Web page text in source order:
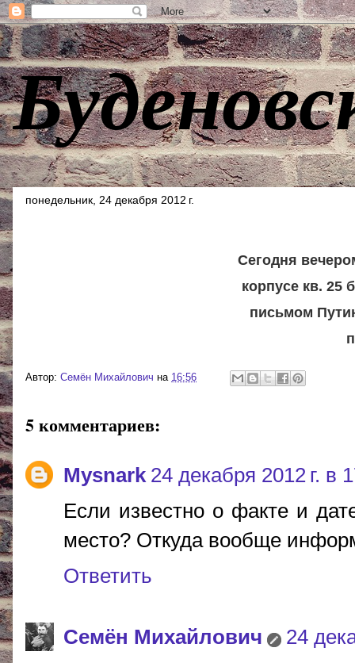
понедельник, 24 декабря 2012 г.
Сегодня
корпусе кв. 25
письмом
Автор: Cемён Михайлович на 16:56
5 комментариев:
Mysnark 24 декабря 2012 г. в
Если известно о факте и
место? Откуда вообще
Ответить
Cемён Михайлович
24